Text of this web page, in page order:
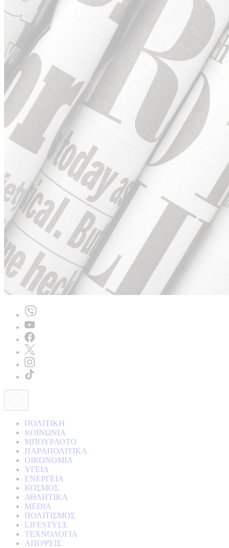
ΠΟΛΙΤΙΚΗ
ΚΟΙΝΩΝΙΑ
ΜΠΟΥΡΛΟΤΟ
ΠΑΡΑΠΟΛΙΤΙΚΑ
ΟΙΚΟΝΟΜΙΑ
ΥΓΕΙΑ
ΕΝΕΡΓΕΙΑ
ΚΟΣΜΟΣ
ΑΘΛΗΤΙΚΑ
MEDIA
ΠΟΛΙΤΙΣΜΟΣ
LIFESTYLE
ΤΕΧΝΟΛΟΓΙΑ
ΑΠΟΨΕΙΣ